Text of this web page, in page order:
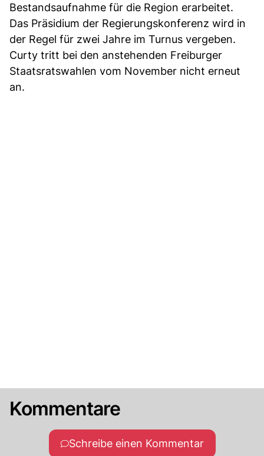
Bestandsaufnahme für die Region erarbeitet.
Das Präsidium der Regierungskonferenz wird in
der Regel für zwei Jahre im Turnus vergeben.
Curty tritt bei den anstehenden Freiburger
Staatsratswahlen vom November nicht erneut
an.
Kommentare
Schreibe einen Kommentar